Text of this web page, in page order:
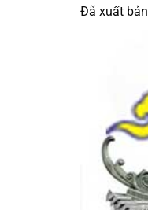
Đã xuất bản